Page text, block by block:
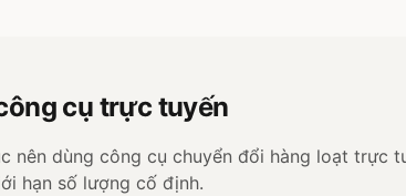
cụ trực tuyến
nên dùng công cụ chuyển đổi hàng loạt trực
hạn số lượng cố định.